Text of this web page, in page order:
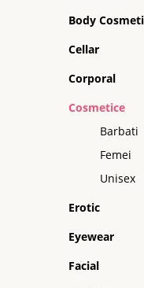
Body
Cellar
Corporal
Cosmetice
Barbati
Femei
Unisex
Erotic
Eyewear
Facial